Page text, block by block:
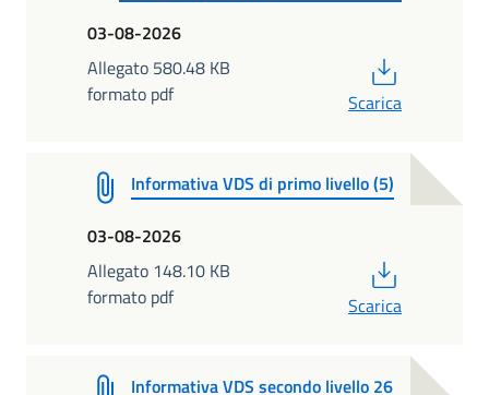
03-08-2026
Allegato 580.48 KB
formato pdf
Scarica
Informativa VDS di primo livello (5)
03-08-2026
Allegato 148.10 KB
formato pdf
Scarica
Informativa VDS secondo livello 26